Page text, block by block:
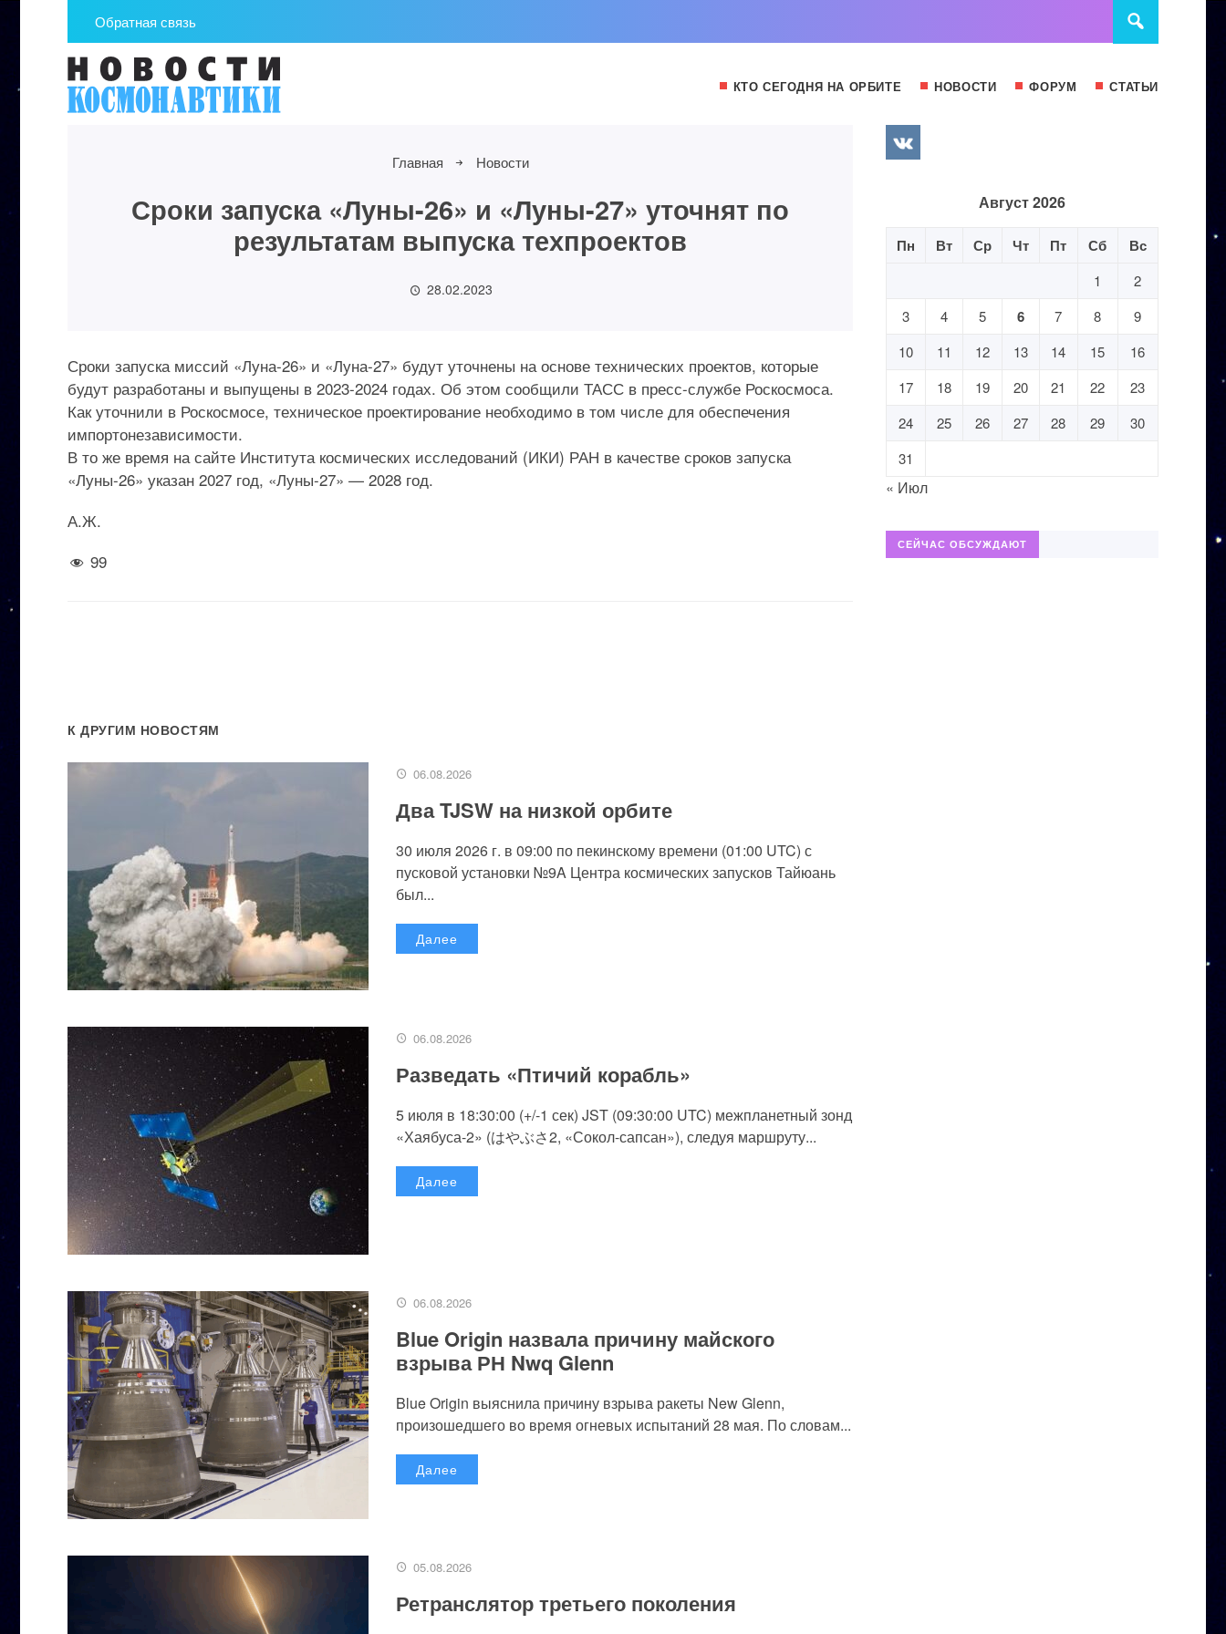
Обратная связь
КТО СЕГОДНЯ НА ОРБИТЕ НОВОСТИ ФОРУМ СТАТЬИ
Главная Новости
Сроки запуска «Луны-26» и «Луны-27» уточнят по
результатам выпуска техпроектов
28.02.2023
Сроки запуска миссий «Луна-26» и «Луна-27» будут уточнены на основе технических проектов, которые
будут разработаны и выпущены в 2023-2024 годах. Об этом сообщили ТАСС в пресс-службе Роскосмоса.
Как уточнили в Роскосмосе, техническое проектирование необходимо в том числе для обеспечения
импортонезависимости.
В то же время на сайте Института космических исследований (ИКИ) РАН в качестве сроков запуска
«Луны-26» указан 2027 год, «Луны-27» — 2028 год.
А.Ж.
99
К ДРУГИМ НОВОСТЯМ
06.08.2026
Два TJSW на низкой орбите
30 июля 2026 г. в 09:00 по пекинскому времени (01:00 UTC) с
пусковой установки №9A Центра космических запусков Тайюань
был...
Далее
06.08.2026
Разведать «Птичий корабль»
5 июля в 18:30:00 (+/-1 сек) JST (09:30:00 UTC) межпланетный зонд
«Хаябуса-2» (はやぶさ2, «Сокол-сапсан»), следуя маршруту...
Далее
06.08.2026
Blue Origin назвала причину майского
взрыва РН Nwq Glenn
Blue Origin выяснила причину взрыва ракеты New Glenn,
произошедшего во время огневых испытаний 28 мая. По словам...
Далее
05.08.2026
Ретранслятор третьего поколения
Август 2026
Пн Вт Ср Чт Пт Сб Вс
1
2
3
4 5 6 7 8
9
10
11 12 13 14 15
16
17
18 19 20 21 22
23
24
25 26 27 28 29
30
31
« Июл
СЕЙЧАС ОБСУЖДАЮТ